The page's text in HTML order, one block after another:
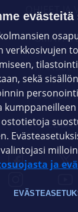
OHJEET
verkkosivujen
sekä
ostotietoja
ja